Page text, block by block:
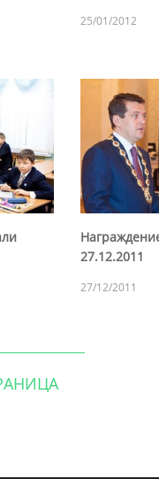
25/01/2012
27.12.2011
27/12/2011